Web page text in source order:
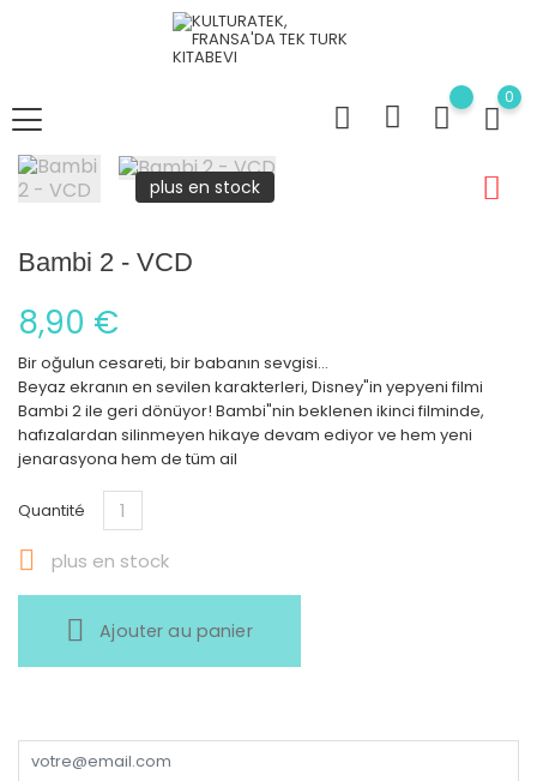
0
plus en stock
Bambi 2 - VCD
8,90 €
Bir oğulun cesareti, bir babanın sevgisi...
Beyaz ekranın en sevilen karakterleri, Disney"in yepyeni filmi
Bambi 2 ile geri dönüyor! Bambi"nin beklenen ikinci filminde,
hafızalardan silinmeyen hikaye devam ediyor ve hem yeni
jenarasyona hem de tüm ail
Quantité
 plus en stock
Ajouter au panier